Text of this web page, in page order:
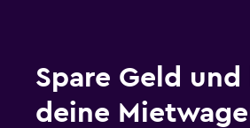
Spare Geld und
deine